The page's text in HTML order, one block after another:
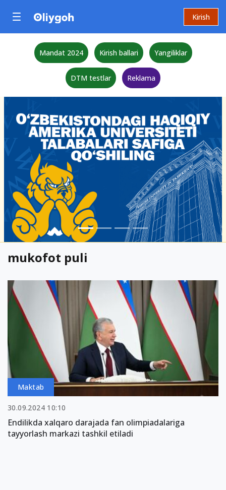
Kirish
Mandat 2024 Kirish ballari Yangiliklar
DTM testlar Reklama
mukofot puli
Maktab
30.09.2024 10:10
Endilikda xalqaro darajada fan olimpiadalariga
tayyorlash markazi tashkil etiladi